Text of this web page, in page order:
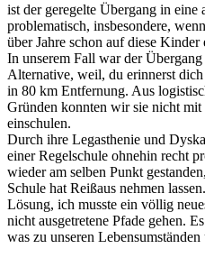
ist der geregelte Übergang in eine
problematisch, insbesondere,
über Jahre schon auf diese Kinder
In unserem Fall war der
Alternative, weil, du erinnerst
in 80 km Entfernung. Aus
Gründen konnten wir sie nicht mit
einschulen.
Durch ihre Legasthenie und
einer Regelschule ohnehin recht
wieder am selben Punkt
Schule hat Reißaus nehmen
Lösung, ich musste ein völlig
nicht ausgetretene Pfade gehen.
was zu unseren